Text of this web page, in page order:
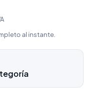
al instante.